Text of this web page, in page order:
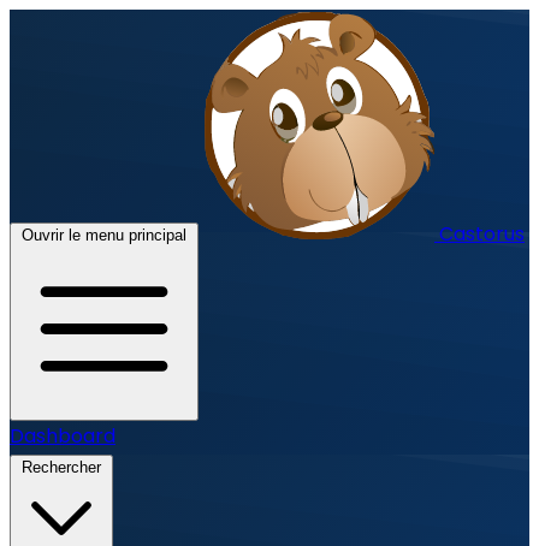
Ouvrir le menu principal Castorus
Dashboard
Rechercher